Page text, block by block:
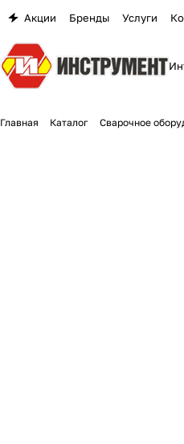
Акции Бренды Услуги
Главная Каталог Сварочное